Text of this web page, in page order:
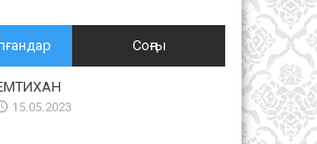
Соңғы
15.05.2023